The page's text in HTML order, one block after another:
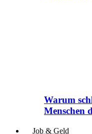
Warum
Menschen
Job & Geld